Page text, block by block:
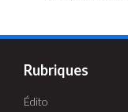
Rubriques
Édito